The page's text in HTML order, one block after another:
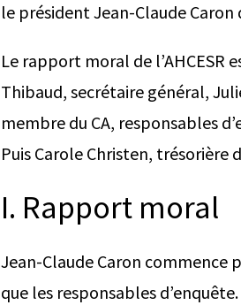
le président Jean-Claude Caron
Le rapport moral de l’AHCESR
Thibaud, secrétaire général,
membre du CA, responsables
Puis Carole Christen, trésorière
I. Rapport moral
Jean-Claude Caron commence
que les responsables